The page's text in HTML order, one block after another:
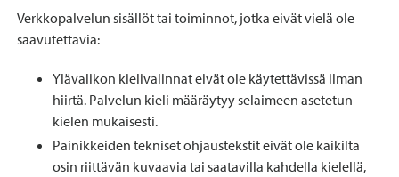
Verkkopalvelun sisällöt tai toiminnot, jotka eivät vielä ole
saavutettavia:
Ylävalikon kielivalinnat eivät ole käytettävissä ilman
hiirtä. Palvelun kieli määräytyy selaimeen asetetun
kielen mukaisesti.
Painikkeiden tekniset ohjaustekstit eivät ole kaikilta
osin riittävän kuvaavia tai saatavilla kahdella kielellä,